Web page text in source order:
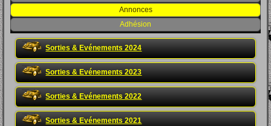
Annonces
Adhésion
Sorties & Evénements 2024
Sorties & Evénements 2023
Sorties & Evénements 2022
Sorties & Evénements 2021